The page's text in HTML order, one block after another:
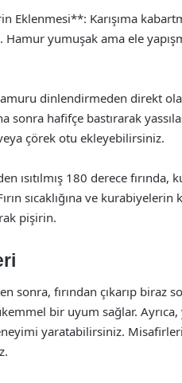
Eklenmesi**: Karışıma
Hamur yumuşak ama ele
dinlendirmeden direkt
sonra hafifçe bastırarak
çörek otu ekleyebilirsiniz.
ısıtılmış 180 derece
sıcaklığına ve
pişirin.
sonra, fırından çıkarıp biraz
bir uyum sağlar.
yaratabilirsiniz.